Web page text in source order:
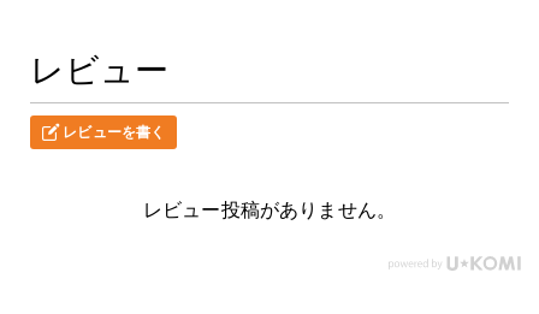
レビュー
レビューを書く
レビュー投稿がありません。